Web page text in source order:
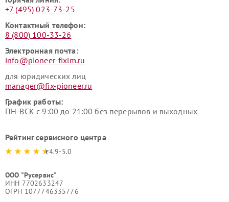
+7 (495) 023-73-25
Контактный телефон:
8 (800) 100-33-26
Электронная почта:
info@pioneer-fixim.ru
для юридических лиц
manager@fix-pioneer.ru
График работы:
ПН-ВСК с 9:00 до 21:00 без перерывов и выходных
Рейтинг сервисного центра
4.9-5.0
ООО "Русервис"
ИНН 7702633247
ОГРН 1077746335776